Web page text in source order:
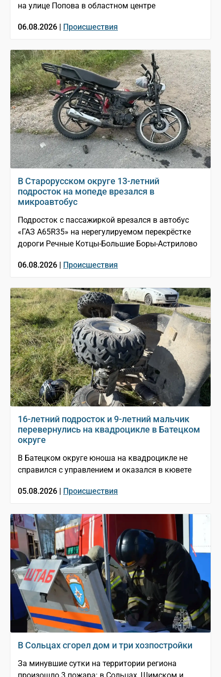
на улице Попова в областном центре
06.08.2026 | Происшествия
В Старорусском округе 13-летний
подросток на мопеде врезался в
микроавтобус
Подросток с пассажиркой врезался в автобус
«ГАЗ A65R35» на нерегулируемом перекрёстке
дороги Речные Котцы-Большие Боры-Астрилово
06.08.2026 | Происшествия
16-летний подросток и 9-летний мальчик
перевернулись на квадроцикле в Батецком
округе
В Батецком округе юноша на квадроцикле не
справился с управлением и оказался в кювете
05.08.2026 | Происшествия
В Сольцах сгорел дом и три хозпостройки
За минувшие сутки на территории региона
произошло 3 пожара: в Сольцах, Шимском и